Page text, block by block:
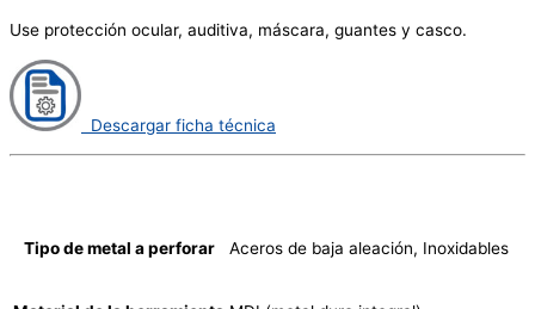
Use protección ocular, auditiva, máscara, guantes y casco.
Descargar ficha técnica
Tipo de metal a perforar Aceros de baja aleación, Inoxidables